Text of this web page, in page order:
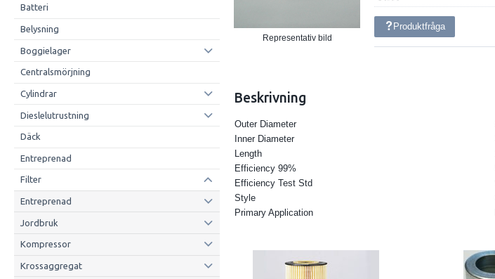
Batteri
Belysning
Boggielager
Centralsmörjning
Cylindrar
Dieslelutrustning
Däck
Entreprenad
Filter
Entreprenad
Jordbruk
Kompressor
Krossaggregat
Representativ bild
Produktfråga
Beskrivning
Outer Diameter
Inner Diameter
Length
Efficiency 99%
Efficiency Test Std
Style
Primary Application